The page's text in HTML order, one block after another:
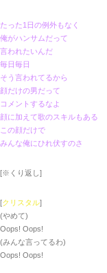
たった1日の例外もなく
俺がハンサムだって
言われたいんだ
毎日毎日
そう言われてるから
顔だけの男だって
コメントするなよ
顔に加えて歌のスキルもある
この顔だけで
みんな俺にひれ伏すのさ
[※くり返し]
[クリスタル]
(やめて)
Oops! Oops!
(みんな言ってるわ)
Oops! Oops!